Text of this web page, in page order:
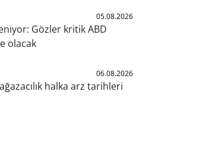
05.08.2026
Gözler kritik ABD
olacak
06.08.2026
halka arz tarihleri